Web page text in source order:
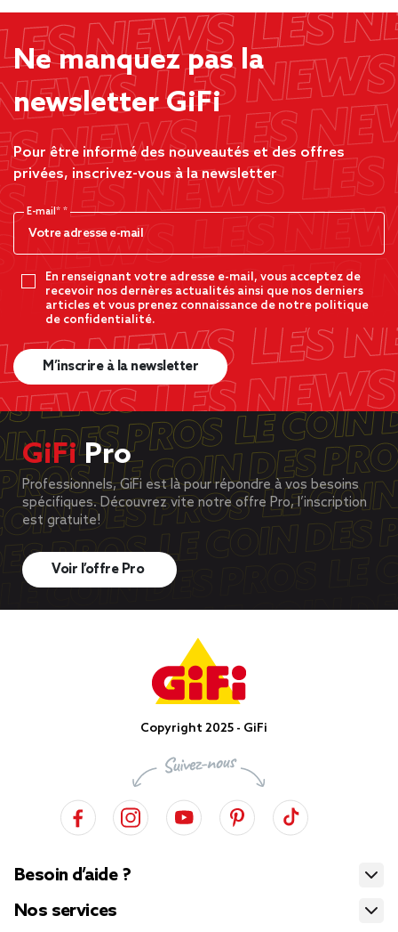
Ne manquez pas la
newsletter GiFi
Pour être informé des nouveautés et des offres
privées, inscrivez-vous à la newsletter
E-mail*
En renseignant votre adresse e-mail, vous acceptez de
recevoir nos dernères actualités ainsi que nos derniers
articles et vous prenez connaissance de notre politique
de confidentialité.
M’inscrire à la newsletter
GiFiPro
Professionnels, GiFi est là pour répondre à vos besoins
spécifiques. Découvrez vite notre offre Pro, l’inscription
est gratuite!
Voir l’offre Pro
Copyright 2025 - GiFi
Besoin d’aide ?
Nos services